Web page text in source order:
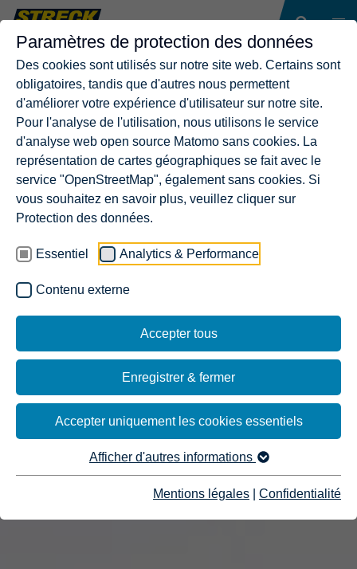
Paramètres de protection des données
Des cookies sont utilisés sur notre site web. Certains sont
obligatoires, tandis que d'autres nous permettent
d'améliorer votre expérience d'utilisateur sur notre site.
Pour l'analyse de l'utilisation, nous utilisons le service
d'analyse web open source Matomo sans cookies. La
représentation de cartes géographiques se fait avec le
service "OpenStreetMap", également sans cookies. Si
vous souhaitez en savoir plus, veuillez cliquer sur
Protection des données.
Essentiel Analytics & Performance
Contenu externe
Accepter tous
Enregistrer & fermer
Accepter uniquement les cookies essentiels
Afficher d'autres informations
Mentions légales Confidentialité